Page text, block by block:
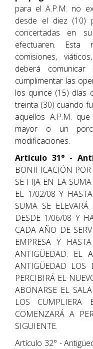
para el A.P.M. no
desde el diez (10)
concertadas en
efectuaren. Esta
comisiones,
deberá
cumplimentar las
los quince (15) días
treinta (30) cuando
aquellos A.P.M.
mayor o un
modificaciones.
Artículo 31° -
BONIFICACIÓN
SE FIJA EN LA
EL 1/02/08 Y
SUMA SE
DESDE 1/06/08 Y
CADA AÑO DE
EMPRESA Y
ANTIGÜEDAD. EL
ANTIGÜEDAD
PERCIBIRÁ EL
ABONARSE EL
LOS
COMENZARÁ A
SIGUIENTE.
Artículo 32° -